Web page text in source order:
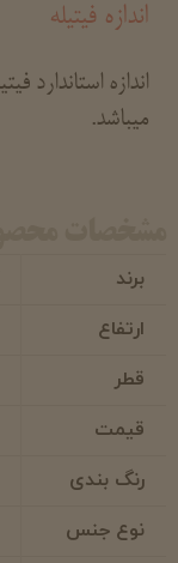
اندازه فیتیله
میباشد.
برند
ارتفاع
قطر
قیمت
رنگ بندی
نوع جنس